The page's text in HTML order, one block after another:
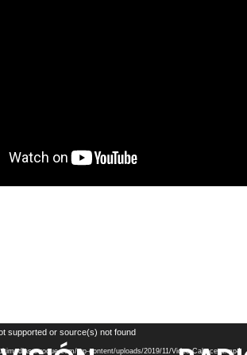
supported or source(s) not found
wp-content/uploads/2019/11/Video-Cabecera.mp4